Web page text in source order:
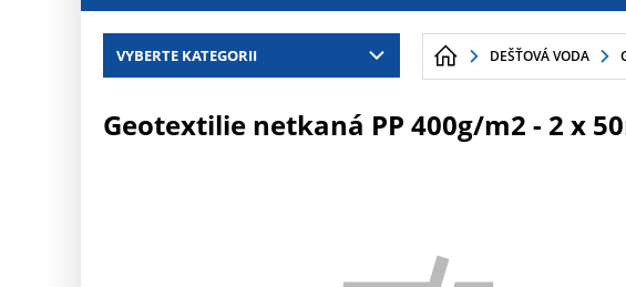
VYBERTE KATEGORII DEŠŤOVÁ VODA
Geotextilie netkaná PP 400g/m2 - 2 x